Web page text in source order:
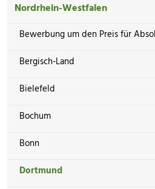
Nordrhein-Westfalen
Bewerbung um den Preis für
Bergisch-Land
Bielefeld
Bochum
Bonn
Dortmund